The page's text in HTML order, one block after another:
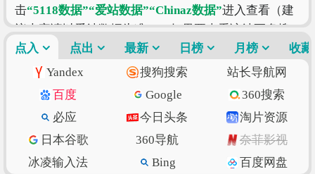
击“5118数据”“爱站数据”“Chinaz数据”进入查看（建
议大家请以爱站数据为准），如果要查看该站更多搜
索的索引信息，可以点击“搜狗索引” “百度索引”“360
索引” 进入查看。 新浪视频的价值评估涉及到的因素有
访问速度、搜索引擎收录、网站权重、索引量、内容
质量和数量、上线时长、用户体验和粘度等，如果需
要全面准确评估该网站的价值比较困难，因为一些确
切的私密数据则需要找该网站管理员进行如实提供，
比如该站的IP数、PV数、UV数、会话数、跳出率、访
点入 点出 最新 日榜 月榜
收藏
Yandex
搜狗搜索
站长导航网
百度
Google
360搜索
必应
今日头条
淘片资源
日本谷歌
360导航
奈菲影视
冰凌输入法
Bing
百度网盘